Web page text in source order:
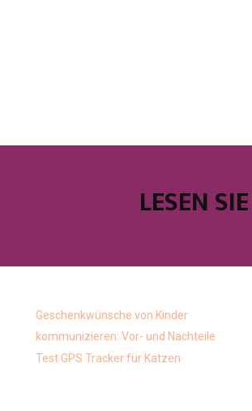
LESEN
Geschenkwünsche von Kinder
kommunizieren: Vor- und Nachteile
Test GPS Tracker für Katzen